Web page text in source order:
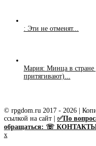
: Эти не отменят...
Мария: Минца в стране
притягивают)...
© rpgdom.ru 2017 - 2026 |
ссылкой на сайт | ✅По
обращаться: ☏
x